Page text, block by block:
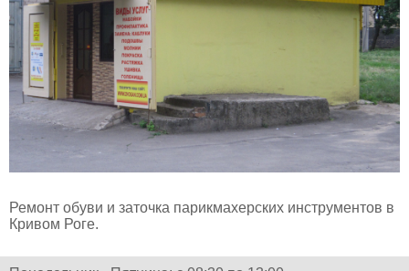
Ремонт обуви и заточка парикмахерских инструментов в
Кривом Роге.